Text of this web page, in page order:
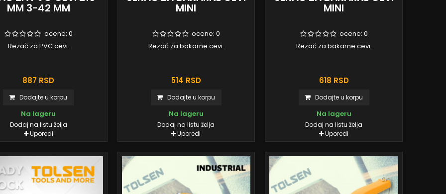
MM 3-42 MM
ocene: 0
Rezač za PVC cevi.
887 RSD
Dodajte u korpu
Na lageru
Dodaj na listu želja
Uporedi
MINI
ocene:0
Rezač za bakarne cevi.
514 RSD
Dodajte u korpu
Na lageru
Dodaj na listu želja
Uporedi
MINI
ocene:0
Rezač za bakarne cevi.
618 RSD
Dodajte u korpu
Na lageru
Dodaj na listu želja
Uporedi